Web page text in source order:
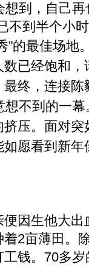
到，自己再
不到半个小
”的最佳场地
已经饱和，
终，连接
想不到的一幕
压。面对
愿看到新
因生他大出
2亩薄田。
钱。70多